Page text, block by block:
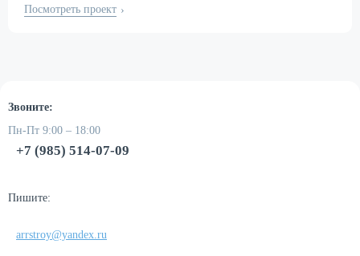
Посмотреть проект ›
Звоните:
Пн-Пт 9:00 – 18:00
+7 (985) 514-07-09
Пишите:
arrstroy@yandex.ru